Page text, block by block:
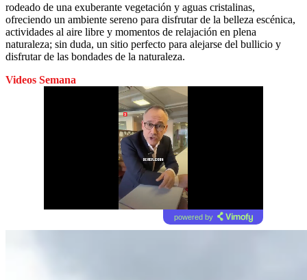
rodeado de una exuberante vegetación y aguas cristalinas,
ofreciendo un ambiente sereno para disfrutar de la belleza escénica,
actividades al aire libre y momentos de relajación en plena
naturaleza; sin duda, un sitio perfecto para alejarse del bullicio y
disfrutar de las bondades de la naturaleza.
Videos Semana
powered by